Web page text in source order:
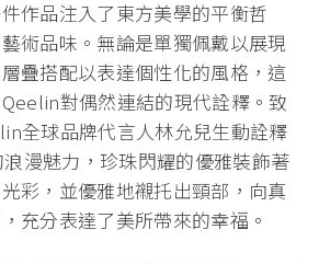
作品注入了東方美學的平衡哲
術品味。無論是單獨佩戴以展現
疊搭配以表達個性化的風格，這
對偶然連結的現代詮釋。致
全球品牌代言人林允兒生動詮釋
漫魅力，珍珠閃耀的優雅裝飾著
彩，並優雅地襯托出頸部，向真
充分表達了美所帶來的幸福。